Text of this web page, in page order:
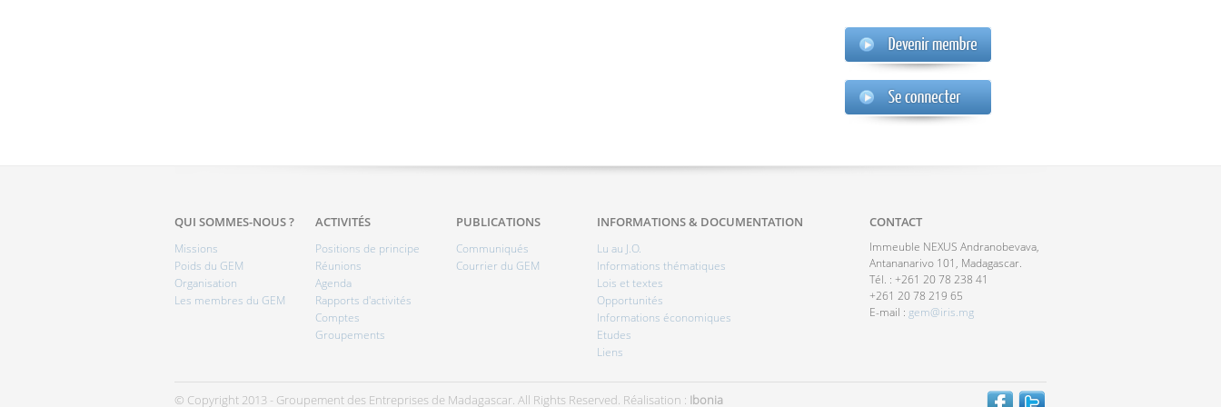
QUI SOMMES-NOUS ?
Missions
Poids du GEM
Organisation
Les membres du GEM
ACTIVITÉS
Positions de principe
Réunions
Agenda
Rapports d'activités
Comptes
Groupements
PUBLICATIONS
Communiqués
Courrier du GEM
INFORMATIONS & DOCUMENTATION
Lu au J.O.
Informations thématiques
Lois et textes
Opportunités
Informations économiques
Etudes
Liens
CONTACT
Immeuble NEXUS Andranobevava,
Antananarivo 101, Madagascar.
Tél. : +261 20 78 238 41
+261 20 78 219 65
E-mail : gem@iris.mg
© Copyright 2013 - Groupement des Entreprises de Madagascar. All Rights Reserved. Réalisation : Ibonia